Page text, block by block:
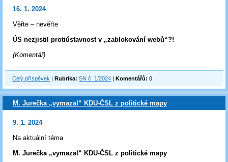
16. 1. 2024
Věřte – nevěřte
ÚS nezjistil protiústavnost v „zablokování webů“?!
(Komentář)
Celý příspěvek |Rubrika: SN č. 1/2024 |Komentářů: 0
M. Jurečka „vymazal“ KDU-ČSL z politické mapy
9. 1. 2024
Na aktuální téma
M. Jurečka „vymazal“ KDU-ČSL z politické mapy